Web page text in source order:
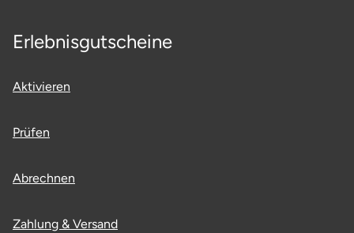
Erlebnisgutscheine
Aktivieren
Prüfen
Abrechnen
Zahlung & Versand
Neumünster
Nidda